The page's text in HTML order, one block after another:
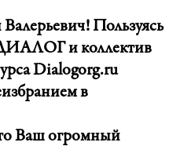
Пользуясь
ДИАЛОГ и коллектив
Dialogorg.ru
в
Ваш огромный